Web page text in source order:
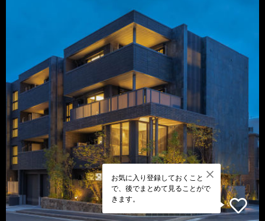
お気に入り登録しておくこと
で、後でまとめて見ることがで
きます。